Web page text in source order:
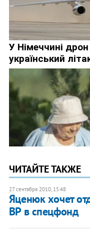
ЧИТАЙТЕ ТАКЖЕ
27 сентября 2010, 15:48
Яценюк хочет
ВР в спецфонд